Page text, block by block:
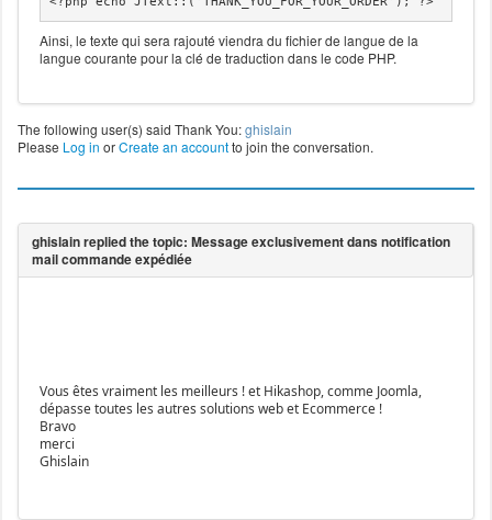
Ainsi, le texte qui sera rajouté viendra du fichier de langue de la
langue courante pour la clé de traduction dans le code PHP.
The following user(s) said Thank You:ghislain
Please Log in orCreate an accountto join the conversation.
Vous êtes vraiment les meilleurs ! et Hikashop, comme Joomla,
dépasse toutes les autres solutions web et Ecommerce !
Bravo
merci
Ghislain